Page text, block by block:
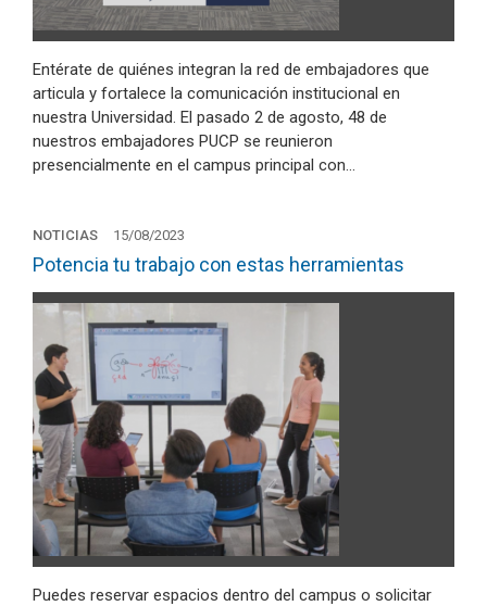
Entérate de quiénes integran la red de embajadores que
articula y fortalece la comunicación institucional en
nuestra Universidad. El pasado 2 de agosto, 48 de
nuestros embajadores PUCP se reunieron
presencialmente en el campus principal con…
NOTICIAS 15/08/2023
Potencia tu trabajo con estas herramientas
Puedes reservar espacios dentro del campus o solicitar